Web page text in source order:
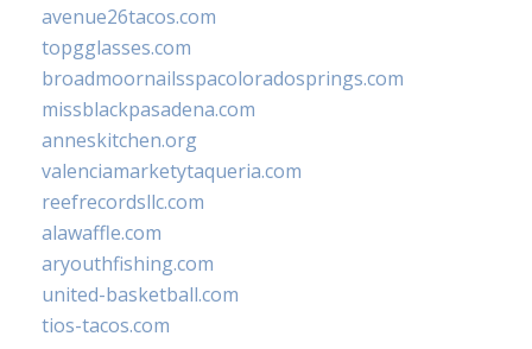
avenue26tacos.com
topgglasses.com
broadmoornailsspacoloradosprings.com
missblackpasadena.com
anneskitchen.org
valenciamarketytaqueria.com
reefrecordsllc.com
alawaffle.com
aryouthfishing.com
united-basketball.com
tios-tacos.com